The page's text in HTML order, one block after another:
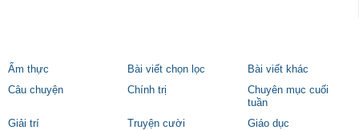
Ẩm thực Bài viết chọn lọc
Bài viết khác
Câu chuyện
Chính trị
Chuyên mục cuối
tuần
Giải trí
Truyện cười
Giáo dục